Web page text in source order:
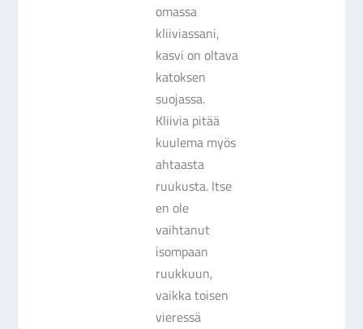
omassa
kliiviassani,
kasvi on oltava
katoksen
suojassa.
Kliivia pitää
kuulema myös
ahtaasta
ruukusta. Itse
en ole
vaihtanut
isompaan
ruukkuun,
vaikka toisen
vieressä